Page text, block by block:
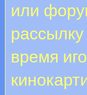
или
время